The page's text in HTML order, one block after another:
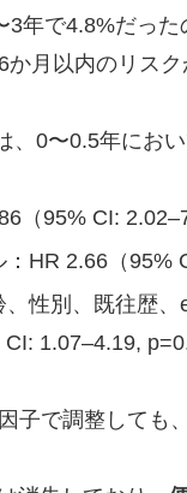
3年で4.8%だっ
月以内のリス
、0〜0.5年にお
（95% CI:
HR 2.66（95%
性別、既往歴
1.07–4.19,
子で調整しても